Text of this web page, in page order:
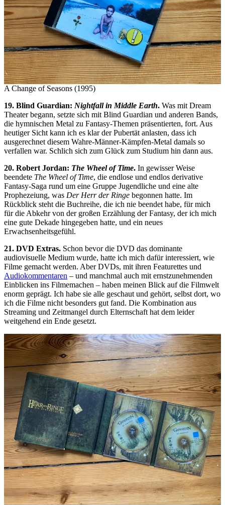
A Change of Seasons (1995)
19. Blind Guardian: Nightfall in Middle Earth. Was mit Dream
Theater begann, setzte sich mit Blind Guardian und anderen Bands,
die hymnischen Metal zu Fantasy-Themen präsentierten, fort. Aus
heutiger Sicht kann ich es klar der Pubertät anlasten, dass ich
ausgerechnet diesem Wahre-Männer-Kämpfen-Metal damals so
verfallen war. Schlich sich zum Glück zum Studium hin dann aus.
20. Robert Jordan: The Wheel of Time. In gewisser Weise
beendete The Wheel of Time, die endlose und endlos derivative
Fantasy-Saga rund um eine Gruppe Jugendliche und eine alte
Prophezeiung, was Der Herr der Ringe begonnen hatte. Im
Rückblick steht die Buchreihe, die ich nie beendet habe, für mich
für die Abkehr von der großen Erzählung der Fantasy, der ich mich
eine gute Dekade hingegeben hatte, und ein neues
Erwachsenheitsgefühl.
21. DVD Extras. Schon bevor die DVD das dominante
audiovisuelle Medium wurde, hatte ich mich dafür interessiert, wie
Filme gemacht werden. Aber DVDs, mit ihren Featurettes und
Audiokommentaren – und manchmal auch mit ernstzunehmenden
Einblicken ins Filmemachen – haben meinen Blick auf die Filmwelt
enorm geprägt. Ich habe sie alle geschaut und gehört, selbst dort, wo
ich die Filme nicht besonders gut fand. Die Kombination aus
Streaming und Zeitmangel durch Elternschaft hat dem leider
weitgehend ein Ende gesetzt.